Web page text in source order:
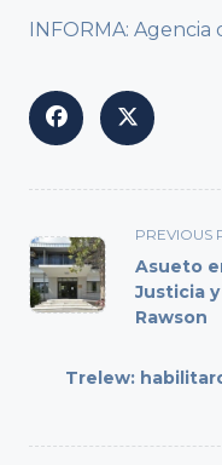
INFORMA: Agencia
<span
class="nav-
subtitle
screen-
text">Page</span>
PREVIOUS
Asueto
Justicia
Rawson
Trelew: